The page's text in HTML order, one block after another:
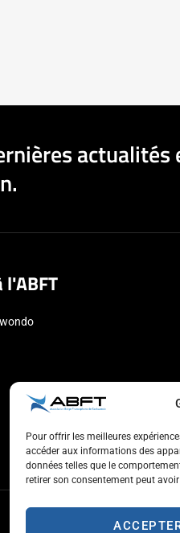
Pour offrir les meilleures
accéder aux informations des
données telles que le
retirer son consentement peut
actualités